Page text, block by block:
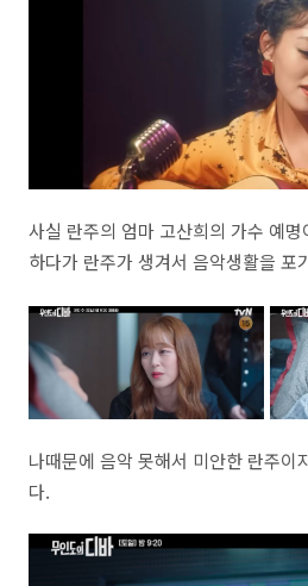
사실 란주의 엄마 고산희의 가수 예
하다가 란주가 생겨서 음악생활을 포
나때문에 음악 못해서 미안한 란주이
다.